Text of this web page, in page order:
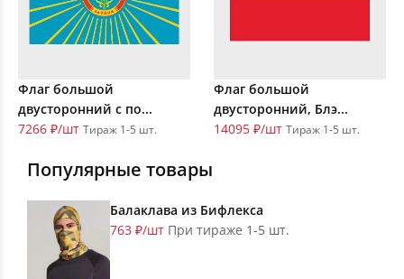
Флаг большой
двусторонний с по...
7266 ₽/шт Тираж 1-5 шт.
Флаг большой
двусторонний, Блэ...
14095 ₽/шт Тираж 1-5 шт.
Популярные товары
Балаклава из Бифлекса
763 ₽/шт При тираже 1-5 шт.